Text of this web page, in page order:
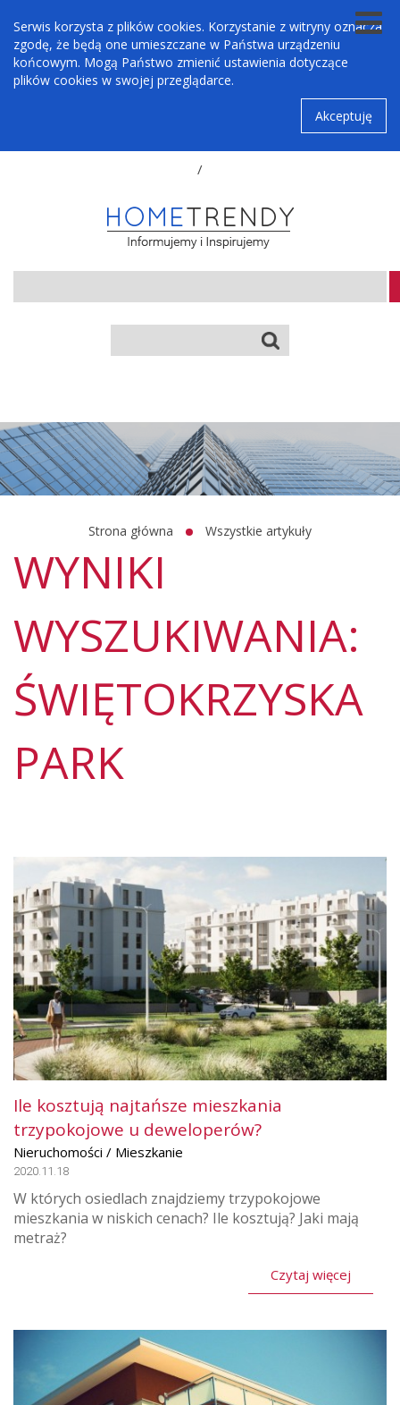
Serwis korzysta z plików cookies. Korzystanie z witryny oznacza
zgodę, że będą one umieszczane w Państwa urządzeniu
końcowym. Mogą Państwo zmienić ustawienia dotyczące
plików cookies w swojej przeglądarce.
Akceptuję
/
Strona główna Wszystkie artykuły
WYNIKI
WYSZUKIWANIA:
ŚWIĘTOKRZYSKA
PARK
Ile kosztują najtańsze mieszkania
trzypokojowe u deweloperów?
Nieruchomości / Mieszkanie
2020.11.18
W których osiedlach znajdziemy trzypokojowe
mieszkania w niskich cenach? Ile kosztują? Jaki mają
metraż?
Czytaj więcej